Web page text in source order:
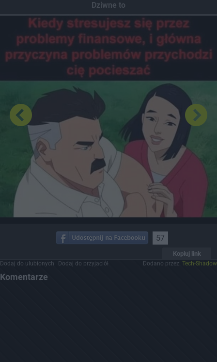
Dziwne to
57
Kopiuj link
Dodaj do ulubionych Dodaj do przyjaciół Dodano przez: Tech-Shadow
Komentarze